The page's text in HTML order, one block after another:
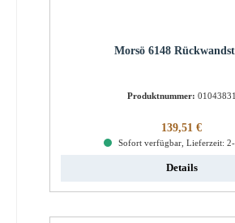
Morsö 6148
Produktnummer: 01043831
Regulärer Preis:
139,51 €
Sofort verfügbar, Lieferzeit: 2-
Details